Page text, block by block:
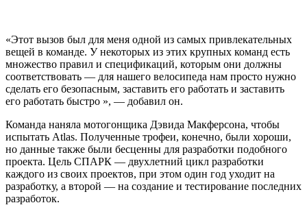
«Этот вызов был для меня одной из самых привлекательных
вещей в команде. У некоторых из этих крупных команд есть
множество правил и спецификаций, которым они должны
соответствовать — для нашего велосипеда нам просто нужно
сделать его безопасным, заставить его работать и заставить
его работать быстро », — добавил он.
Команда наняла мотогонщика Дэвида Макферсона, чтобы
испытать Atlas. Полученные трофеи, конечно, были хороши,
но данные также были бесценны для разработки подобного
проекта. Цель СПАРК — двухлетний цикл разработки
каждого из своих проектов, при этом один год уходит на
разработку, а второй — на создание и тестирование последних
разработок.